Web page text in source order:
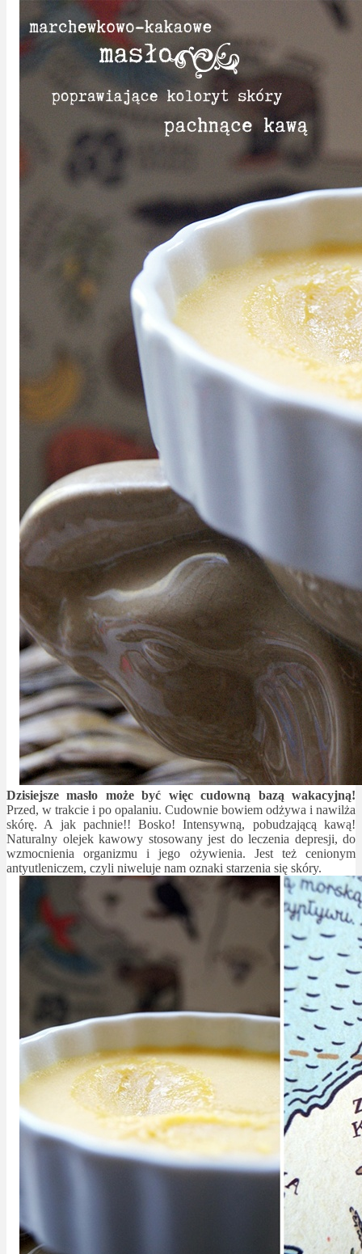
Dzisiejsze masło może być więc cudowną bazą wakacyjną!
Przed, w trakcie i po opalaniu. Cudownie bowiem odżywa i nawilża
skórę. A jak pachnie!! Bosko! Intensywną, pobudzającą kawą!
Naturalny olejek kawowy stosowany jest do leczenia depresji, do
wzmocnienia organizmu i jego ożywienia. Jest też cenionym
antyutleniczem, czyli niweluje nam oznaki starzenia się skóry.